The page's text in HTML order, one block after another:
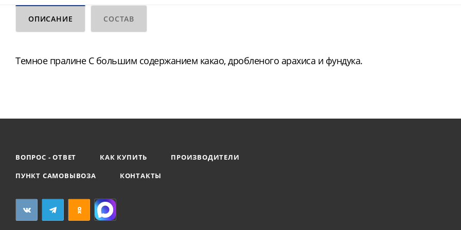
ОПИСАНИЕ СОСТАВ
Темное пралине С большим содержанием какао, дробленого арахиса и фундука.
ВОПРОС - ОТВЕТ КАК КУПИТЬ
ПРОИЗВОДИТЕЛИ
ПУНКТ САМОВЫВОЗА
КОНТАКТЫ